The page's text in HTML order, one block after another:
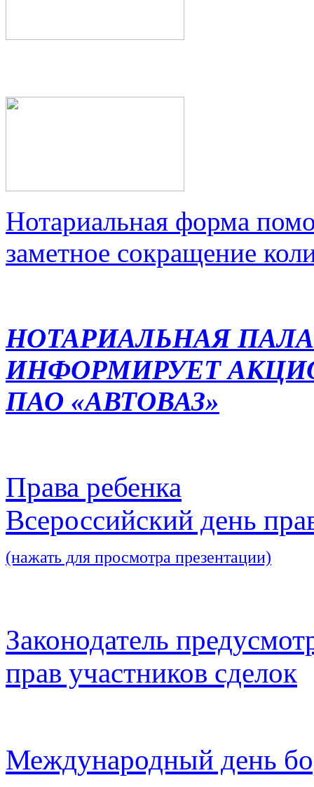
Нотариальная форма
заметное сокращение
НОТАРИАЛЬНАЯ
ИНФОРМИРУЕТ
ПАО «АВТОВАЗ»
Права ребенка
Всероссийский день
(нажать для просмотра презентации)
Законодатель
прав участников сделок
Международный день